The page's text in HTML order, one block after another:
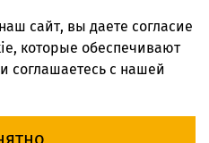
сайт, вы даете согласие
которые обеспечивают
соглашаетесь с нашей